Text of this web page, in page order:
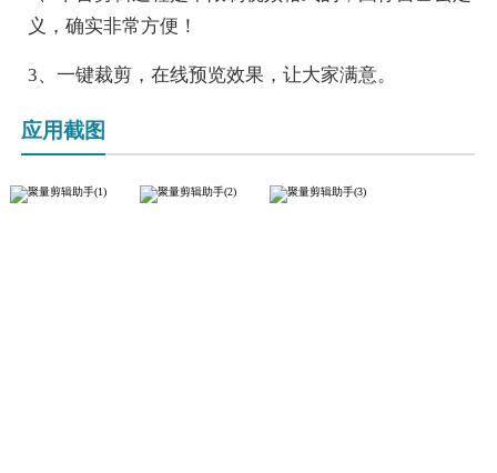
义，确实非常方便！
3、一键裁剪，在线预览效果，让大家满意。
应用截图